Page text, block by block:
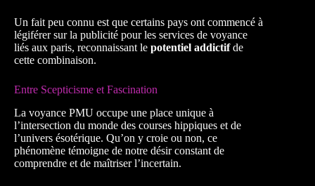
Un fait peu connu est que certains pays ont commencé à
légiférer sur la publicité pour les services de voyance
liés aux paris, reconnaissant le potentiel addictifde
cette combinaison.
Entre Scepticisme et Fascination
La voyance PMU occupe une place unique à
l’intersection du monde des courses hippiques et de
l’univers ésotérique. Qu’on y croie ou non, ce
phénomène témoigne de notre désir constant de
comprendre et de maîtriser l’incertain.